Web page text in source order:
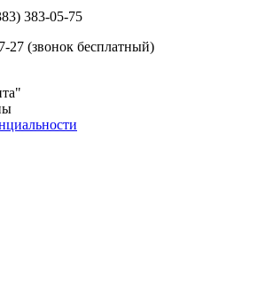
383-05-75
27 (звонок бесплатный)